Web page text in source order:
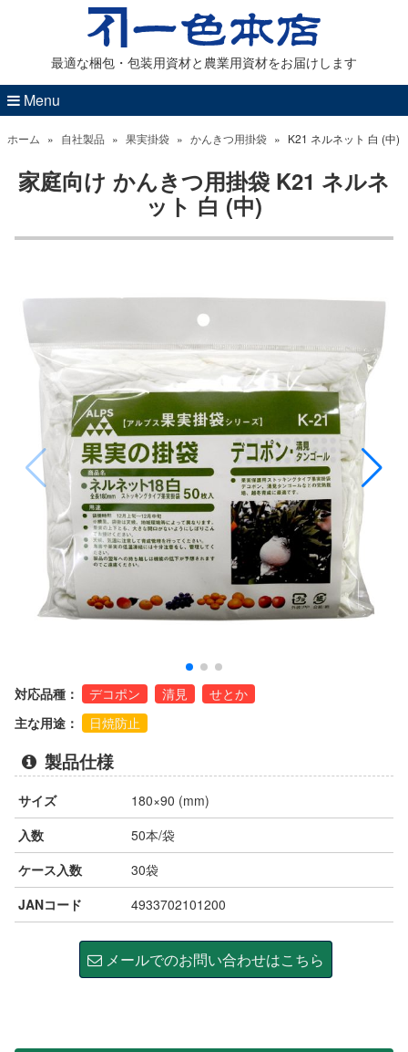
最適な梱包・包装用資材と農業用資材をお届けします
Menu
ホーム » 自社製品 » 果実掛袋 » かんきつ用掛袋 » K21 ネルネット 白 (中)
家庭向け かんきつ用掛袋 K21 ネルネ
ット 白 (中)
対応品種： デコポン 清見
せとか
主な用途：
日焼防止
製品仕様
サイズ
180×90 (mm)
入数
50本/袋
ケース入数
30袋
JANコード
4933702101200
メールでのお問い合わせはこちら